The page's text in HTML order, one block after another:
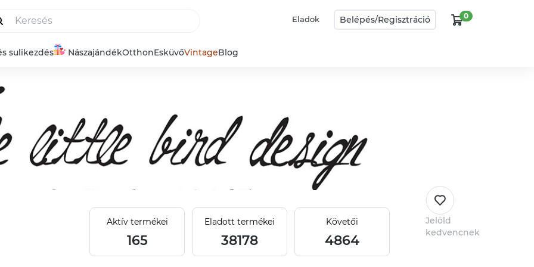
Eladok Belépés/Regisztráció 0
sulikezdés NászajándékOtthonEsküvőVintageBlog
Aktív termékei
165
Eladott termékei
38178
Követői
4864
Jelöld
kedvencnek